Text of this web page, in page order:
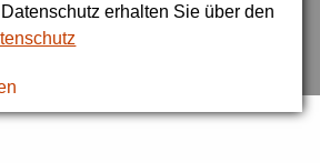
erhalten Sie über den
Aufruf israelischer